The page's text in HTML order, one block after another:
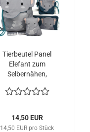
Tierbeutel Panel
Elefant zum
Selbernähen,
14,50 EUR
14,50 EUR pro Stück